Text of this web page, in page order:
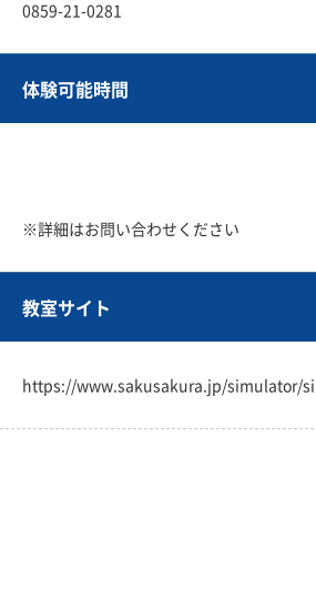
0859-21-0281
体験可能時間
※詳細はお問い合わせください
教室サイト
https://www.sakusakura.jp/simulator/